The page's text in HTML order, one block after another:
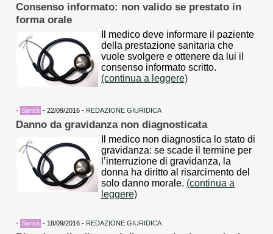
Consenso informato: non valido se prestato in
forma orale
Il medico deve informare il paziente
della prestazione sanitaria che
vuole svolgere e ottenere da lui il
consenso informato scritto.
(continua a leggere)
• Sanità - 22/09/2016 - REDAZIONE GIURIDICA
Danno da gravidanza non diagnosticata
Il medico non diagnostica lo stato di
gravidanza: se scade il termine per
l’interruzione di gravidanza, la
donna ha diritto al risarcimento del
solo danno morale. (continua a
leggere)
• Sanità - 18/09/2016 - REDAZIONE GIURIDICA